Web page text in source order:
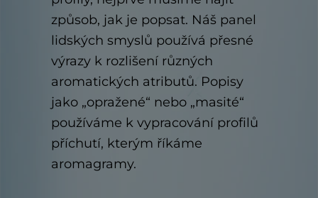
způsob, jak je popsat. Náš panel
lidských smyslů používá přesné
výrazy k rozlišení různých
aromatických atributů. Popisy
jako „opražené“ nebo „masité“
používáme k vypracování profilů
příchutí, kterým říkáme
aromagramy.